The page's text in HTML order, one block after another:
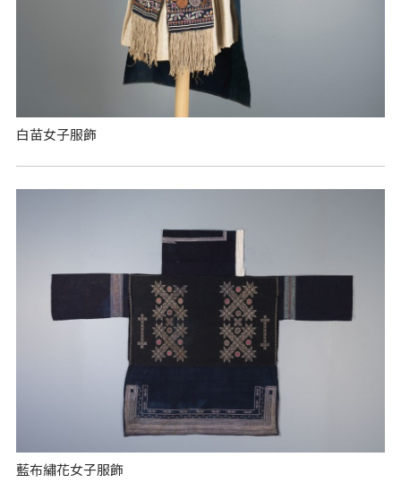
白苗女子服飾
藍布繡花女子服飾